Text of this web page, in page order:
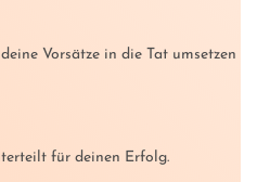
Vorsätze in die Tat umsetzen
für deinen Erfolg.